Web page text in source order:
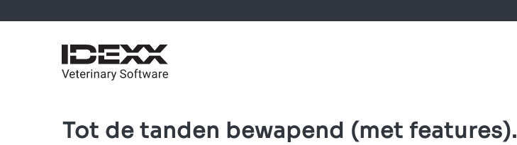
Tot de tanden bewapend (met features).